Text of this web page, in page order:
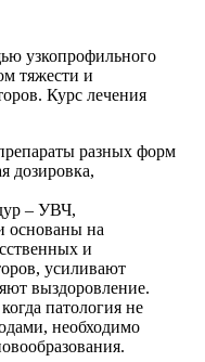
узкопрофильного
тяжести и
Курс лечения
разных форм
дозировка,
– УВЧ,
основаны на
и
усиливают
выздоровление.
патология не
необходимо